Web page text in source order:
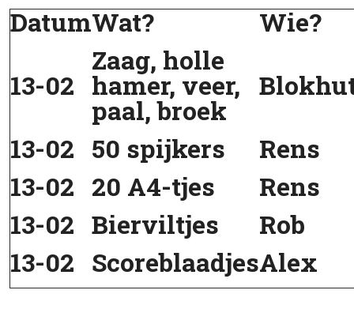
DatumWat?
Wie?
13-02
Zaag, holle
hamer, veer,
paal, broek
13-02 50 spijkers
Rens
13-02 20 A4-tjes
Rens
13-02 Bierviltjes
Rob
13-02 ScoreblaadjesAlex